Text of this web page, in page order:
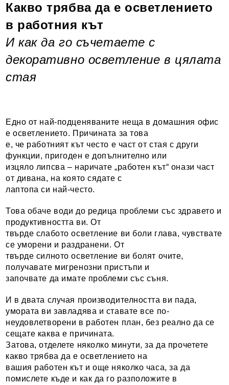
Какво трябва да е осветлението
в работния кът
И как да го съчетаете с
декоративно осветление в цялата
стая
Едно от най-подценяваните неща в домашния офис
е осветлението. Причината за това
е, че работният кът често е част от стая с други
функции, пригоден е допълнително или
изцяло липсва – наричате „работен кът“ онази част
от дивана, на която сядате с
лаптопа си най-често.
Това обаче води до редица проблеми със здравето и
продуктивността ви. От
твърде слабото осветление ви боли глава, чувствате
се уморени и раздранени. От
твърде силното осветление ви болят очите,
получавате мигренозни пристъпи и
започвате да имате проблеми със съня.
И в двата случая производителността ви пада,
умората ви завладява и ставате все по-
неудовлетворени в работен план, без реално да се
сещате каква е причината.
Затова, отделете няколко минути, за да прочетете
какво трябва да е осветлението на
вашия работен кът и още няколко часа, за да
помислете къде и как да го разположите в